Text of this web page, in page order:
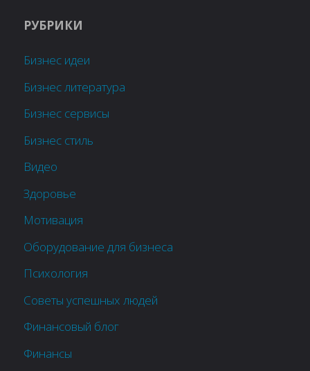
РУБРИКИ
Бизнес идеи
Бизнес литература
Бизнес сервисы
Бизнес стиль
Видео
Здоровье
Мотивация
Оборудование для бизнеса
Психология
Советы успешных людей
Финансовый блог
Финансы